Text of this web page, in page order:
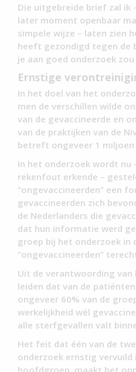
Die uitgebreide brief zal ik
later moment openbaar
simpele wijze – laten zien
heeft gezondigd tegen de
je aan goed onderzoek
Ernstige
In het doel van het
men de verschillen wilde
van de gevaccineerde en
van de praktijken van de
betreft ongeveer 1
In het onderzoek wordt nu
rekenfout erkende –
“ongevaccineerden” een
gevaccineerden zich
de Nederlanders die
dat hun informatie werd
groep bij het onderzoek in
“ongevaccineerden”
Uit de verantwoording
leiden dat van de
ongeveer 60% van de
werkelijkheid wél
alle sterfgevallen valt
Het feit dat één van de
onderzoek ernstig vervuild
hoofdgroep, maakt het